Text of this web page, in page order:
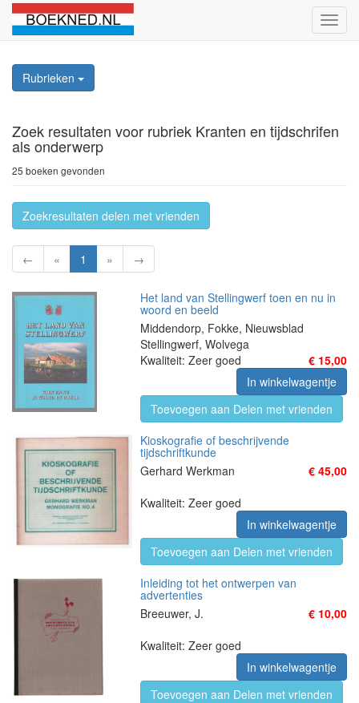
Rubrieken
Zoek resultaten voor rubriek Kranten en tijdschrifen
als onderwerp
25 boeken gevonden
Zoekresultaten delen met vrienden
← « 1 » →
Het land van Stellingwerf toen en nu in
woord en beeld
Middendorp, Fokke, Nieuwsblad
Stellingwerf, Wolvega
€ 15,00
Kwaliteit: Zeer goed
In winkelwagentje
Toevoegen aan Delen met vrienden
Kioskografie of beschrijvende
tijdschriftkunde
Gerhard Werkman
€ 45,00
Kwaliteit: Zeer goed
In winkelwagentje
Toevoegen aan Delen met vrienden
Inleiding tot het ontwerpen van
advertenties
Breeuwer, J.
€ 10,00
Kwaliteit: Zeer goed
In winkelwagentje
Toevoegen aan Delen met vrienden